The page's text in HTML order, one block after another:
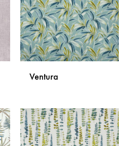
ŽELJA
DODAJ
NA
LISTU
Ventura
NA
LISTU